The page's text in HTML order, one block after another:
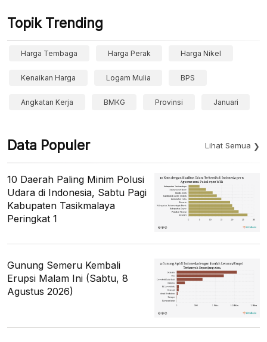
Topik Trending
Harga Tembaga Harga Perak Harga Nikel
Kenaikan Harga Logam Mulia BPS
Angkatan Kerja BMKG Provinsi Januari
Data Populer Lihat Semua
10 Daerah Paling Minim Polusi
Udara di Indonesia, Sabtu Pagi
Kabupaten Tasikmalaya
Peringkat 1
Gunung Semeru Kembali
Erupsi Malam Ini (Sabtu, 8
Agustus 2026)